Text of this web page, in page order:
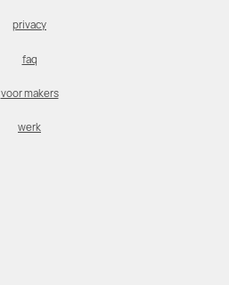
privacy
faq
voor makers
werk